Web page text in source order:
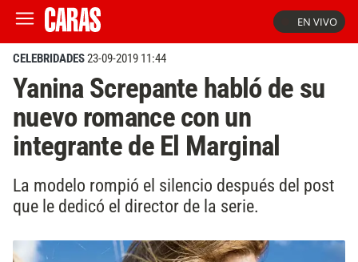
EN VIVO
CELEBRIDADES23-09-2019 11:44
Yanina Screpante habló de su
nuevo romance con un
integrante de El Marginal
La modelo rompió el silencio después del post
que le dedicó el director de la serie.